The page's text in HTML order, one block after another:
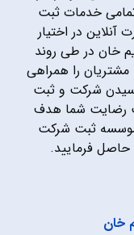
خدمات ثبت
در اختیار
خان در طی روند
را همراهی
شرکت و ثبت
رضایت شما هدف
ثبت شرکت
خان